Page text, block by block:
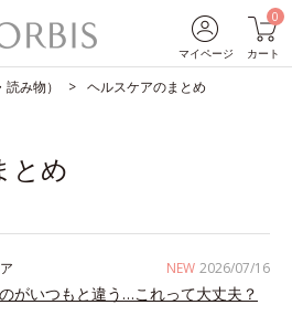
マイページ
0
カート
み物） ヘルスケアのまとめ
とめ
NEW 2026/07/16
がいつもと違う…これって大丈夫？